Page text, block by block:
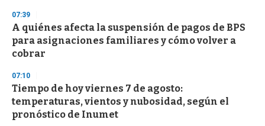
d
s
07:39
A quiénes afecta la suspensión de pagos de BPS
para asignaciones familiares y cómo volver a
cobrar
07:10
Tiempo de hoy viernes 7 de agosto:
temperaturas, vientos y nubosidad, según el
pronóstico de Inumet